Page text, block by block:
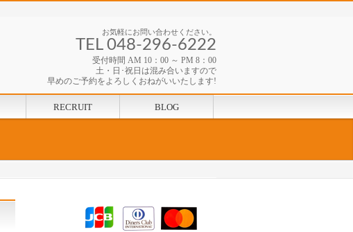
お気軽にお問い合わせください。
TEL 048-296-6222
受付時間 AM 10：00 ～ PM 8：00
土・日･祝日は混み合いますので
早めのご予約をよろしくおねがいいたします!
RECRUIT BLOG